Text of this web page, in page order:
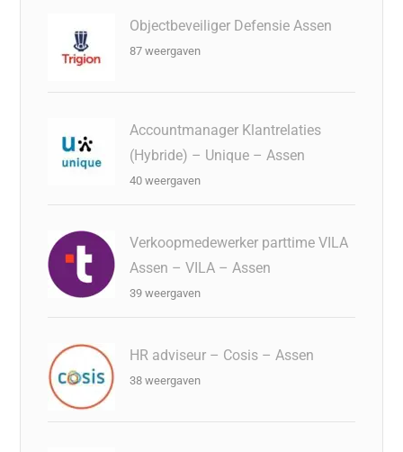
Objectbeveiliger Defensie Assen
87 weergaven
Accountmanager Klantrelaties
(Hybride) – Unique – Assen
40 weergaven
Verkoopmedewerker parttime VILA
Assen – VILA – Assen
39 weergaven
HR adviseur – Cosis – Assen
38 weergaven